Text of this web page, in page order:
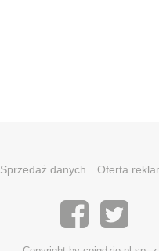
Sprzedaż danych Oferta